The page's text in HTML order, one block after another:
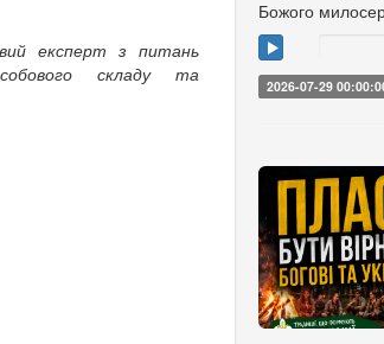
експерт з питань
складу та
Божого
2026-07-29